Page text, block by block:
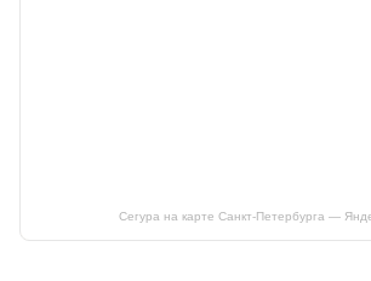
Сегура на карте Санкт‑Петербурга —